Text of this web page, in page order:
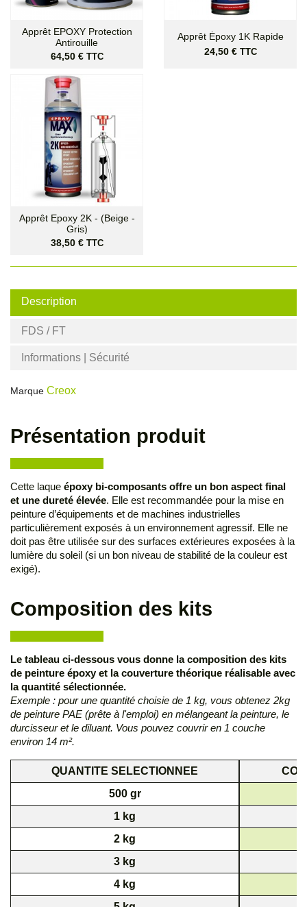
Apprêt EPOXY Protection
Antirouille
Prix
64,50 € TTC
Apprêt Époxy 1K Rapide
Prix
24,50 € TTC
Apprêt Epoxy 2K - (Beige -
Gris)
Prix
38,50 € TTC
Description
FDS / FT
Informations | Sécurité
Marque Creox
Présentation produit
Cette laque époxy bi-composants offre un bon aspect final
et une dureté élevée. Elle est recommandée pour la mise en
peinture d’équipements et de machines industrielles
particulièrement exposés à un environnement agressif. Elle ne
doit pas être utilisée sur des surfaces extérieures exposées à la
lumière du soleil (si un bon niveau de stabilité de la couleur est
exigé).
Composition des kits
Le tableau ci-dessous vous donne la composition des kits
de peinture époxy et la couverture théorique réalisable avec
la quantité sélectionnée.
Exemple : pour une quantité choisie de 1 kg, vous obtenez 2kg
de peinture PAE (prête à l'emploi) en mélangeant la peinture, le
durcisseur et le diluant. Vous pouvez couvrir en 1 couche
environ 14 m².
QUANTITE SELECTIONNEE
500 gr
1 kg
2 kg
3 kg
4 kg